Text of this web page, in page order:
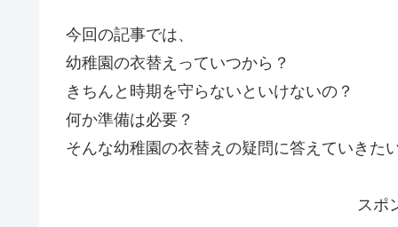
今回の記事では、
幼稚園の衣替えっていつから？
きちんと時期を守らないといけないの？
何か準備は必要？
そんな幼稚園の衣替えの疑問に答えていきた
スポ